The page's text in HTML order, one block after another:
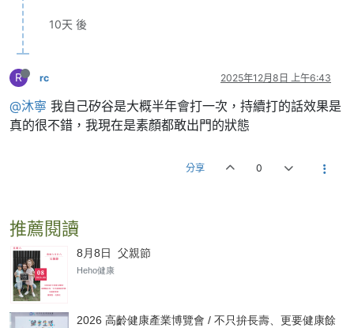
10天 後
R rc 2025年12月8日 上午6:43
@沐寧 我自己矽谷是大概半年會打一次，持續打的話效果是
真的很不錯，我現在是素顏都敢出門的狀態
分享 0
推薦閱讀